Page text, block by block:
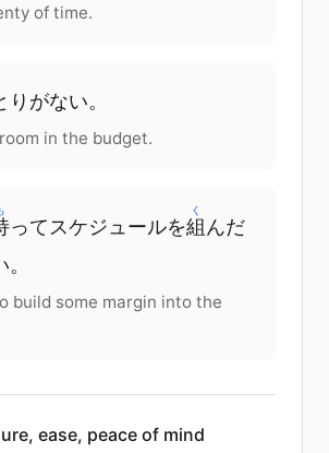
of time.
りがない。
in the budget.
ってスケジュールを組
く
んだ
build some margin into the
ease, peace of mind